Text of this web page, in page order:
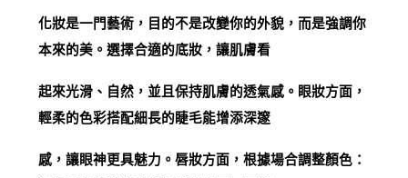
化妝是一門藝術，目的不是改變你的外貌，而是強調你
本來的美。選擇合適的底妝，讓肌膚看
起來光滑、自然，並且保持肌膚的透氣感。眼妝方面，
輕柔的色彩搭配細長的睫毛能增添深邃
感，讓眼神更具魅力。唇妝方面，根據場合調整顏色：